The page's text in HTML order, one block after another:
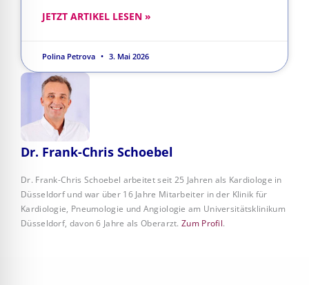
Dr. Frank-Chris Schoebel
Dr. Frank-Chris Schoebel arbeitet seit 25 Jahren als Kardiologe in
Düsseldorf und war über 16 Jahre Mitarbeiter in der Klinik für
Kardiologie, Pneumologie und Angiologie am Universitätsklinikum
Düsseldorf, davon 6 Jahre als Oberarzt.Zum Profil.
JETZT ARTIKEL LESEN »
Polina Petrova 3. Mai 2026